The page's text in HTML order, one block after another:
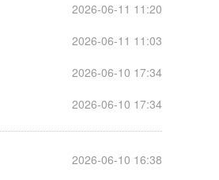
2026-06-11 11:20
2026-06-11 11:03
2026-06-10 17:34
2026-06-10 17:34
2026-06-10 16:38